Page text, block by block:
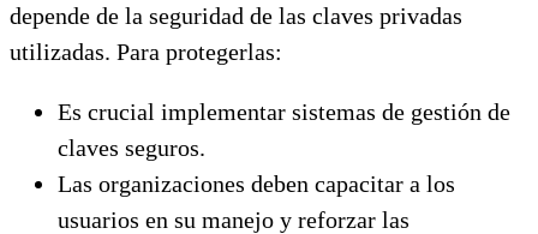
depende de la seguridad de las claves privadas
utilizadas. Para protegerlas:
Es crucial implementar sistemas de gestión de
claves seguros.
Las organizaciones deben capacitar a los
usuarios en su manejo y reforzar las